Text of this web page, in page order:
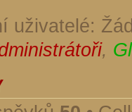
uživatelé:
,